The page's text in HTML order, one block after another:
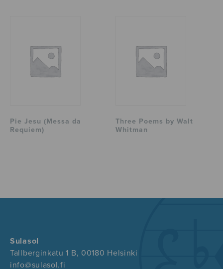
Pie Jesu (Messa da
Requiem)
Three Poems by Walt
Whitman
Sulasol
Tallberginkatu 1 B, 00180 Helsinki
info@sulasol.fi